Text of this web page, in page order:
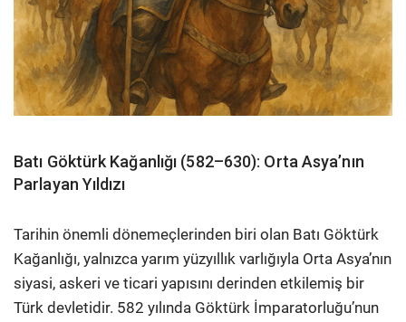
Batı Göktürk Kağanlığı (582–630): Orta Asya’nın
Parlayan Yıldızı
Tarihin önemli dönemeçlerinden biri olan Batı Göktürk
Kağanlığı, yalnızca yarım yüzyıllık varlığıyla Orta Asya’nın
siyasi, askeri ve ticari yapısını derinden etkilemiş bir
Türk devletidir. 582 yılında Göktürk İmparatorluğu’nun